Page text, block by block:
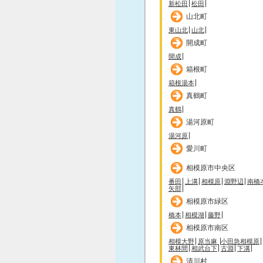
新松田 松田
山北町
東山北 山北
開成町
開成
箱根町
箱根湯本
真鶴町
真鶴
湯河原町
湯河原
愛川町
相模原市中央区
番田 上溝 相模原 淵野辺 南橋
矢部
相模原市緑区
橋本 相模湖 藤野
相模原市南区
相模大野 原当麻 小田急相模原
東林間 相武台下 古淵 下溝
清川村